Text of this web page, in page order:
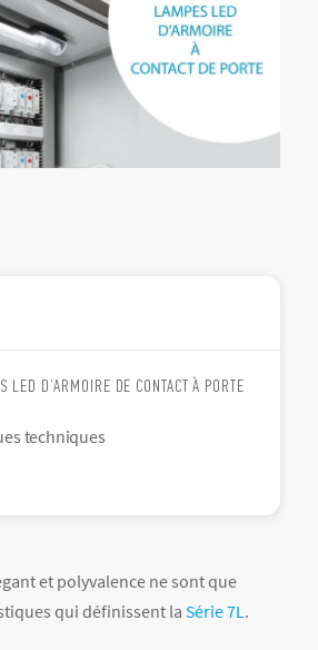
LED D’ARMOIRE DE CONTACT À PORTE
techniques
et polyvalence ne sont que
qui définissent la Série 7L .